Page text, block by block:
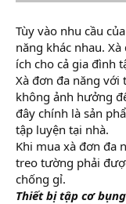
Tùy vào nhu cầu
năng khác nhau.
ích cho cả gia đình
Xà đơn đa năng
không ảnh hưởng
đây chính là sản
tập luyện tại nhà.
Khi mua xà đơn đa
treo tường phải
chống gỉ.
Thiết bị tập cơ bụng